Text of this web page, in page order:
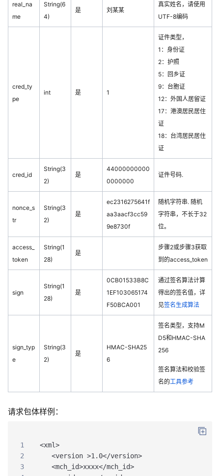
real_na
me
String(6
4)
是 刘某某
真实姓名，请使用
UTF-8编码
cred_ty
pe
int 是 1
证件类型，
1：身份证
2：护照
5：回乡证
9：台胞证
12：外国人居留证
17：港澳居民居住
证
18：台湾居民居住
证
cred_id
String(3
2)
是
44000000000
0000000
证件号码.
nonce_s
tr
String(3
2)
是
ec2316275641f
aa3aacf3cc59
9e8730f
随机字符串. 随机
字符串，不长于32
位。
access_
token
String(1
28)
是
步骤2或步骤3获取
到的access_token
sign
String(1
28)
是
0CB01533B8C
1EF103065174
F50BCA001
通过签名算法计算
得出的签名值，详
见签名生成算法
sign_typ
e
String(3
2)
是
HMAC-SHA25
6
签名类型，支持M
D5和HMAC-SHA
256
签名算法和校验签
名的工具参考
请求包体样例：
1
<xml>
2
   <version >1.0</version>
3
   <mch_id>xxxx</mch_id>